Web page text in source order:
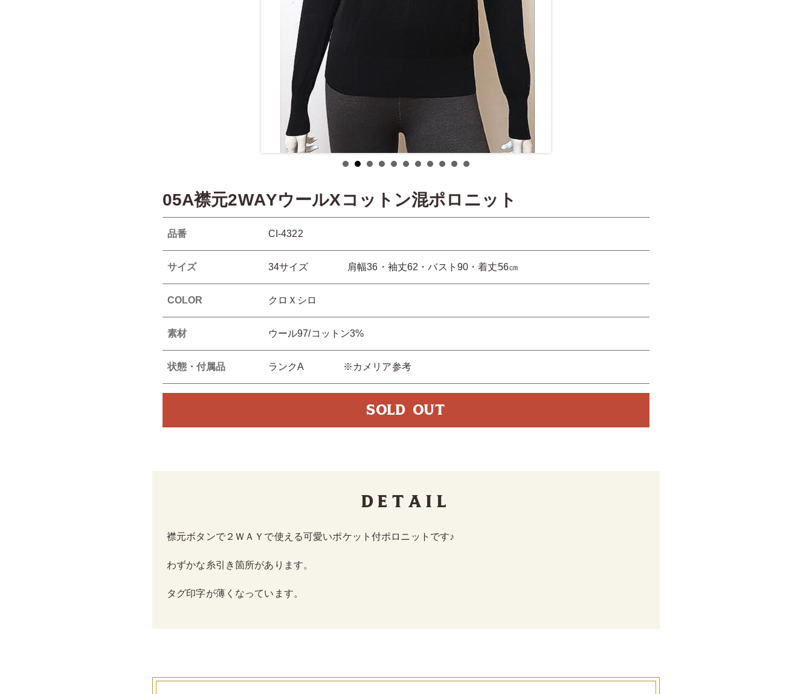
05A襟元2WAYウールXコットン混ポロニット
品番 CI-4322
サイズ 34サイズ 肩幅36・袖丈62・バスト90・着丈56㎝
COLOR クロＸシロ
素材 ウール97/コットン3%
状態・付属品 ランクA ※カメリア参考
SOLD OUT
Detail
襟元ボタンで２ＷＡＹで使える可愛いポケット付ポロニットです♪
わずかな糸引き箇所があります。
タグ印字が薄くなっています。